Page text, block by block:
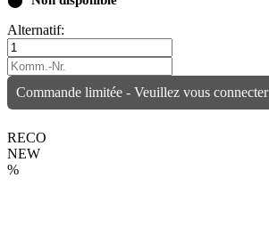
Alternatif:
Commande limitée - Veuillez vous connecter
RECO
NEW
%